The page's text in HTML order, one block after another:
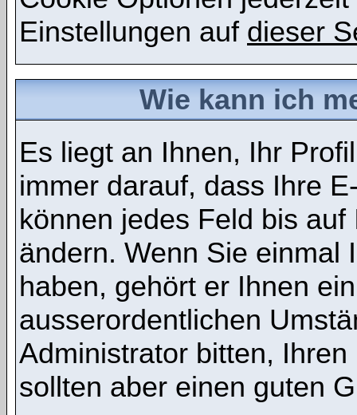
Einstellungen auf dieser
Wie kann ich
Es liegt an Ihnen, Ihr
immer darauf, dass Ihre
können jedes Feld bis
ändern. Wenn Sie einmal
haben, gehört er Ihnen
ausserordentlichen
Administrator bitten,
sollten aber einen guten